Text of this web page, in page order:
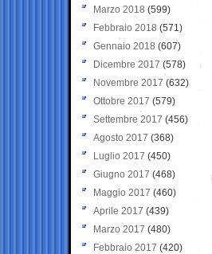
Marzo 2018 (599)
Febbraio 2018 (571)
Gennaio 2018 (607)
Dicembre 2017 (578)
Novembre 2017 (632)
Ottobre 2017 (579)
Settembre 2017 (456)
Agosto 2017 (368)
Luglio 2017 (450)
Giugno 2017 (468)
Maggio 2017 (460)
Aprile 2017 (439)
Marzo 2017 (480)
Febbraio 2017 (420)